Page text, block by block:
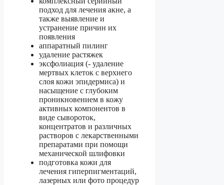
подход для лечения акне, а
также выявление и
устранение причин их
появления
аппаратный пилинг
удаление растяжек
эксфолиация (- удаление
мертвых клеток с верхнего
слоя кожи эпидермиса) и
насыщение с глубоким
проникновением в кожу
активных компонентов в
виде сывороток,
концентратов и различных
растворов с лекарственными
препаратами при помощи
механической шлифовки
подготовка кожи для
лечения гиперпигментаций,
лазерных или фото процедур